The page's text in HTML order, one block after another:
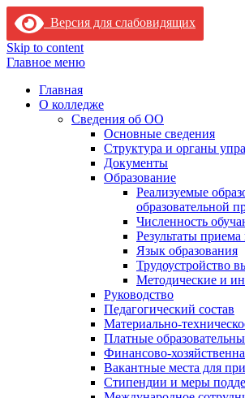
Версия для слабовидящих
Skip to content
Главное меню
Главная
О колледже
Сведения об ОО
Основные сведения
Структура и органы
Документы
Образование
Реализуемые
образовательной
Численность
Результаты
Язык образования
Трудоустройство
Методические и
Руководство
Педагогический состав
Материально-
Платные
Финансово-
Вакантные места для
Стипендии и меры